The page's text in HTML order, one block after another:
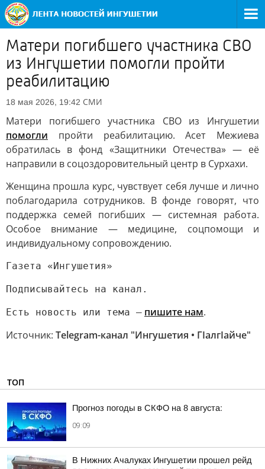
Матери погибшего участника СВО
из Ингушетии помогли пройти
реабилитацию
18 мая 2026, 19:42 СМИ
Матери погибшего участника СВО из Ингушетии
помогли пройти реабилитацию. Асет Межиева
обратилась в фонд «Защитники Отечества» — её
направили в соцоздоровительный центр в Сурхахи.
Женщина прошла курс, чувствует себя лучше и лично
поблагодарила сотрудников. В фонде говорят, что
поддержка семей погибших — системная работа.
Особое внимание — медицине, соцпомощи и
индивидуальному сопровождению.
Газета «Ингушетия»
Подписывайтесь на канал.
Есть новость или тема — пишите нам.
Источник: Telegram-канал "Ингушетия • ГIалгIайче"
ТОП
Прогноз погоды в СКФО на 8 августа:
09:09
В Нижних Ачалуках Ингушетии прошел рейд